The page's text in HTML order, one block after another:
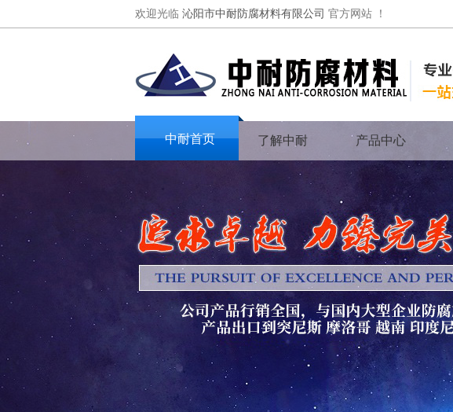
欢迎光临 沁阳市中耐防腐材料有限公司 官方网站 ！
中耐首页 了解中耐 产品中心
防腐碳砖